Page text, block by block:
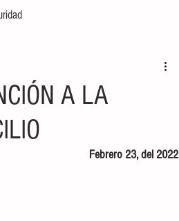
A LA
Febrero 23, del 2022